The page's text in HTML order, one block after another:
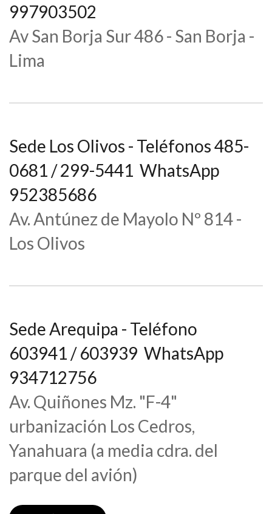
997903502
Av San Borja Sur 486 - San Borja -
Lima
Sede Los Olivos - Teléfonos 485-
0681 / 299-5441 WhatsApp
952385686
Av. Antúnez de Mayolo Nº 814 -
Los Olivos
Sede Arequipa - Teléfono
603941 / 603939 WhatsApp
934712756
Av. Quiñones Mz. "F-4"
urbanización Los Cedros,
Yanahuara (a media cdra. del
parque del avión)